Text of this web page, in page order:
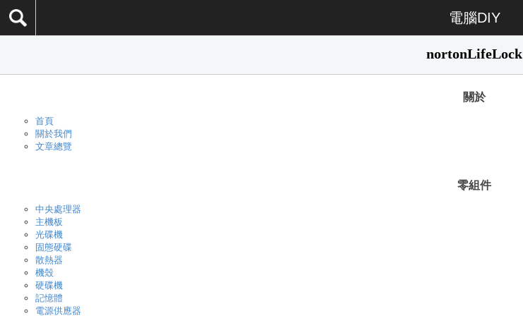
電腦DIY
nortonLifeLock
關於
首頁
關於我們
文章總覽
零組件
中央處理器
主機板
光碟機
固態硬碟
散熱器
機殼
硬碟機
記憶體
電源供應器